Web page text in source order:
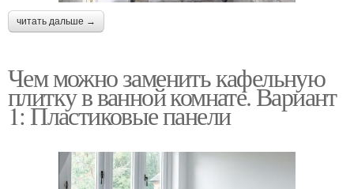
читать дальше →
Чем можно заменить кафельную
плитку в ванной комнате. Вариант
1: Пластиковые панели